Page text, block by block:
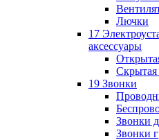
Лючки
17
аксессуары
Скрытая
19 Звонки
Звонки
Звонки